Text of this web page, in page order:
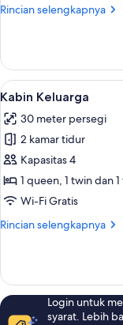
Rincian selengkapnya
Rincian
Kabin
Deluks
Lihat
semua
foto
untuk
Kabin
Keluarga
24
Kabin Keluarga
30 meter persegi
2 kamar tidur
Kapasitas 4
1 queen, 1 twin dan
Wi-Fi Gratis
Rincian selengkapnya
Rincian
Kabin
Keluarga Login untuk
syarat. Lebih